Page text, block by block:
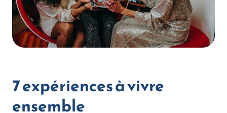
7 expériences à vivre
ensemble